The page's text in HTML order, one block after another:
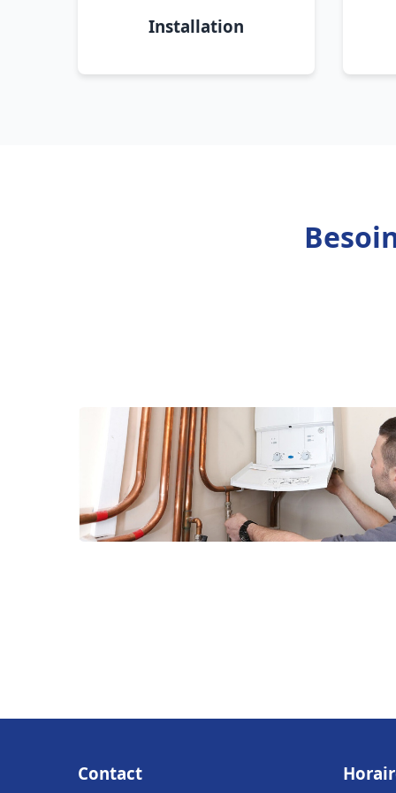
Installation
Contact